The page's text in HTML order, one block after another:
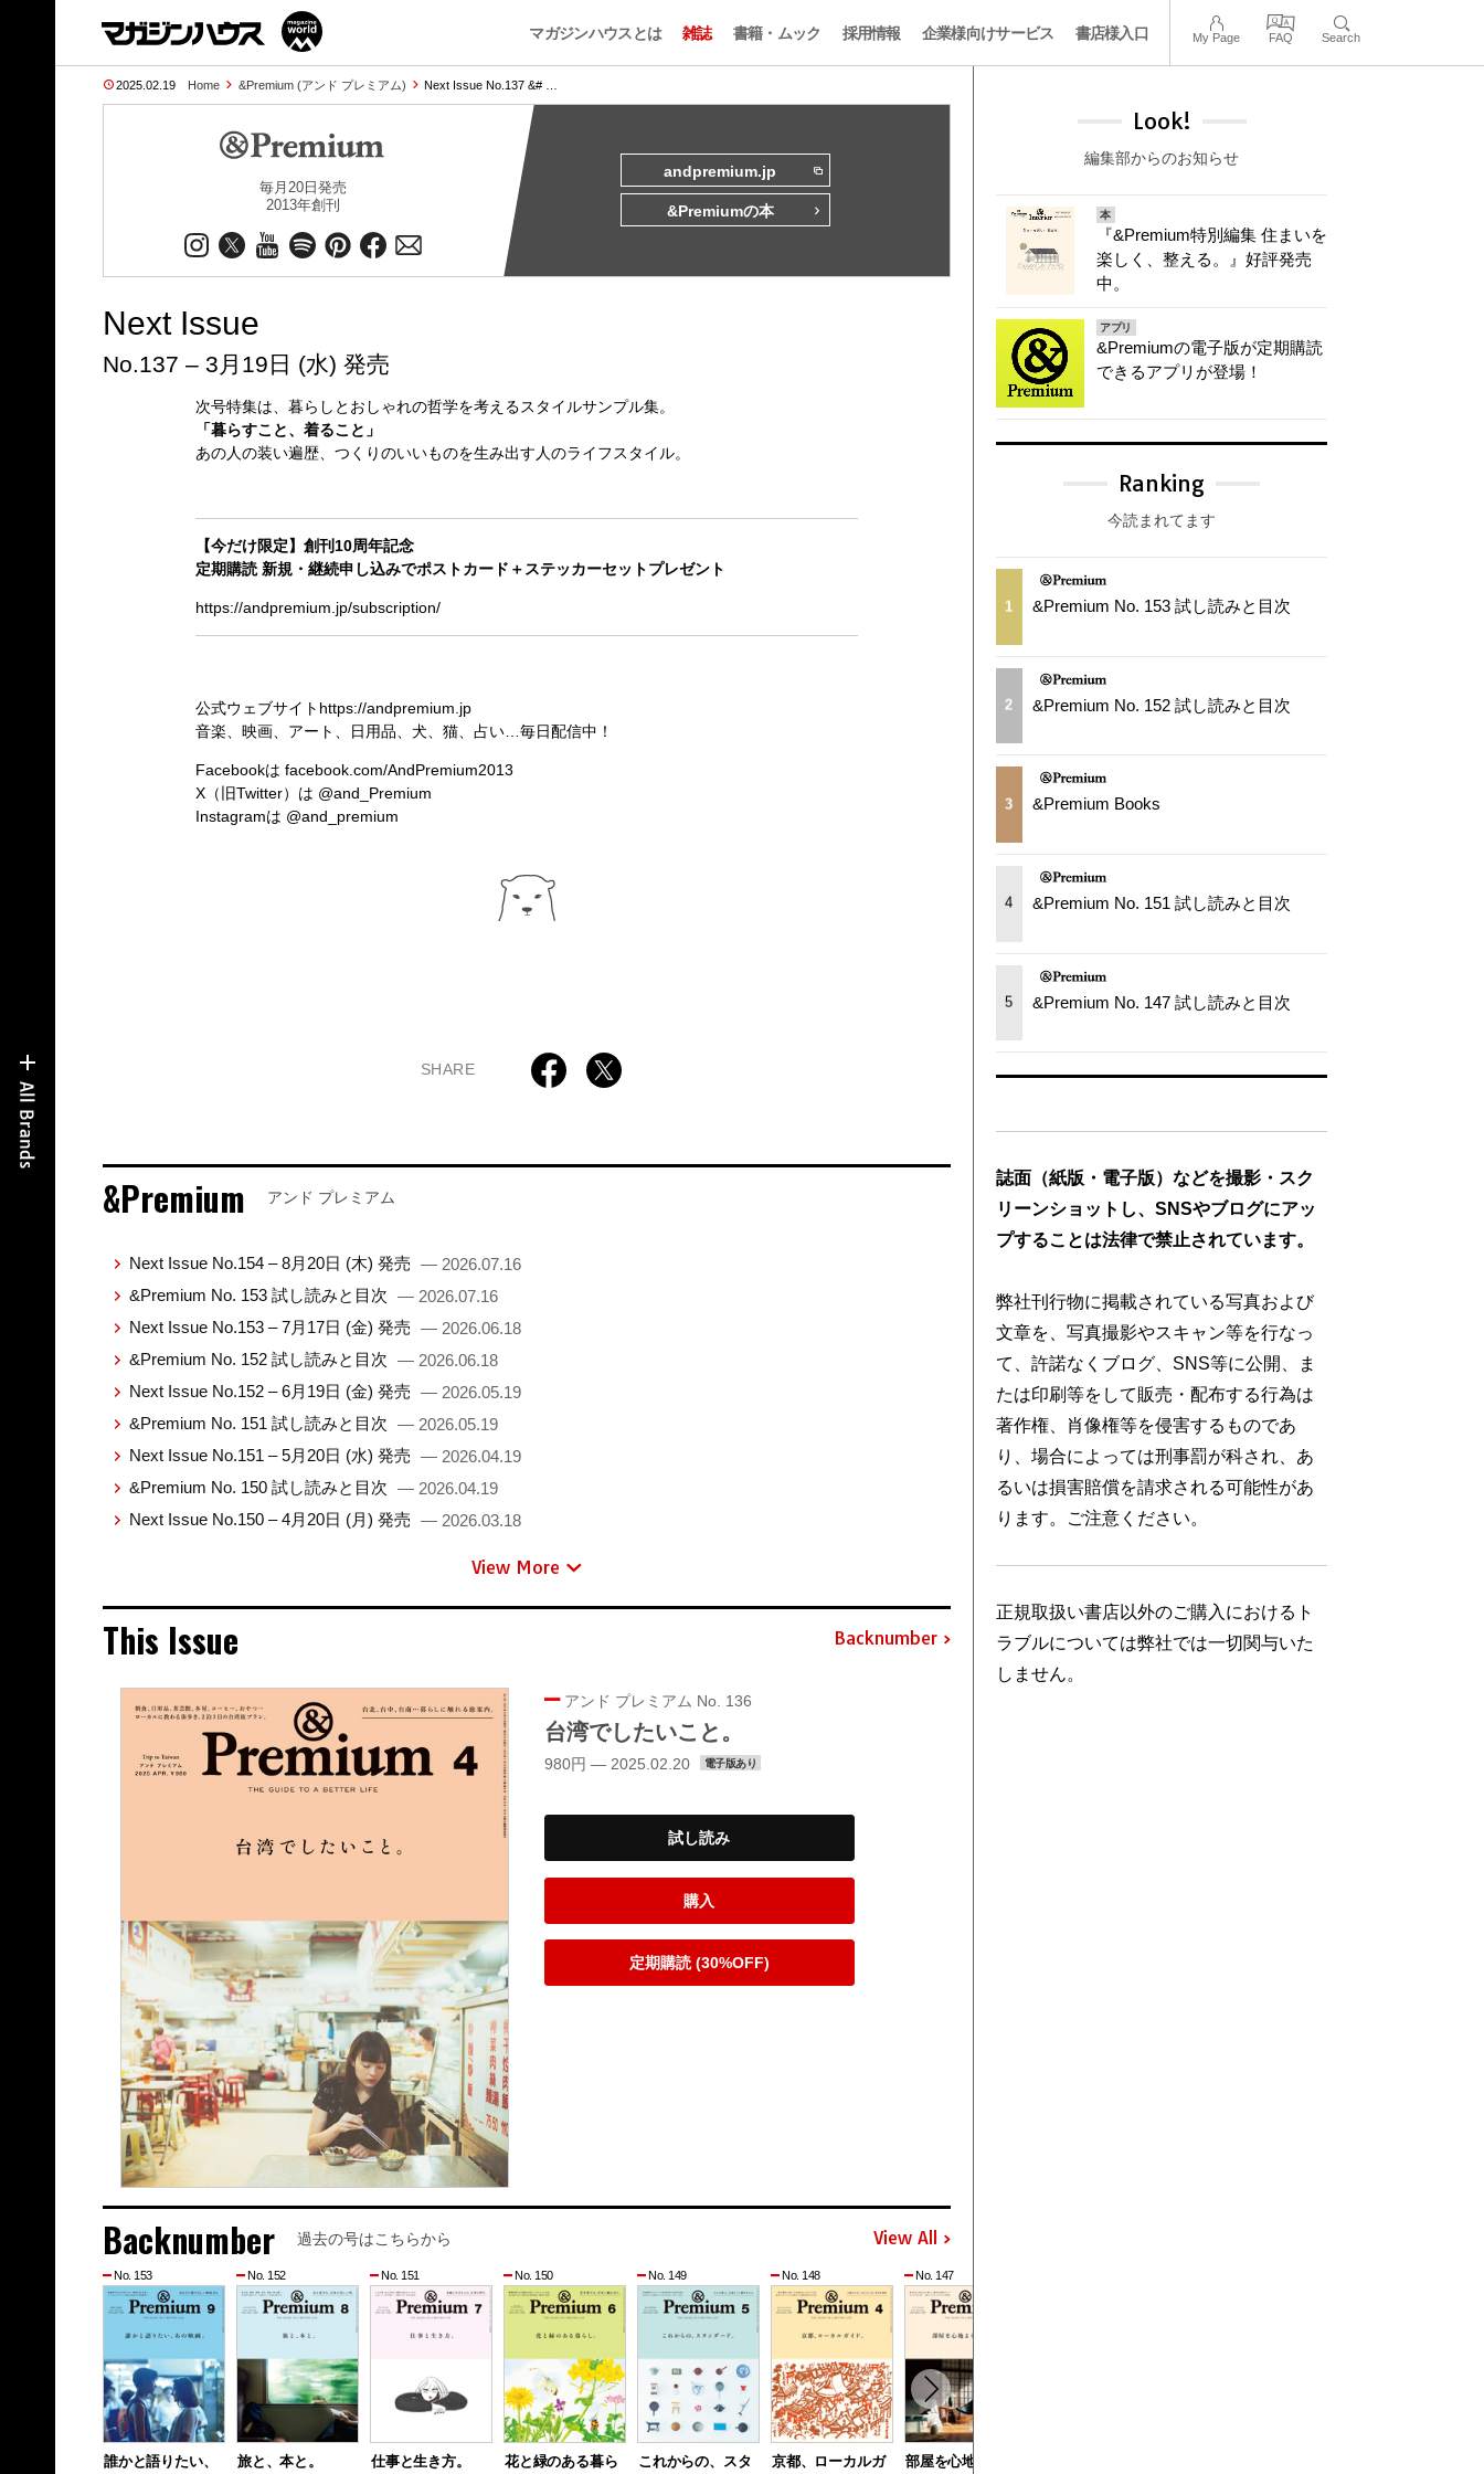
マガジンハウスとは 雑誌 書籍・ムック 採用情報 企業様向けサービス 書店様入口 My Page FAQ Search
2025.02.19 Home &Premium (アンド プレミアム) Next Issue No.137 &# …
毎月20日発売
2013年創刊
andpremium.jp
&Premiumの本
Next Issue
No.137 – 3月19日 (水) 発売
次号特集は、暮らしとおしゃれの哲学を考えるスタイルサンプル集。
「暮らすこと、着ること」
あの人の装い遍歴、つくりのいいものを生み出す人のライフスタイル。
【今だけ限定】創刊10周年記念
定期購読 新規・継続申し込みでポストカード＋ステッカーセットプレゼント
https://andpremium.jp/subscription/
公式ウェブサイト https://andpremium.jp
音楽、映画、アート、日用品、犬、猫、占い…毎日配信中！
Facebookは facebook.com/AndPremium2013
X（旧Twitter）は @and_Premium
Instagramは @and_premium
SHARE
&Premium アンド プレミアム
Next Issue No.154 – 8月20日 (木) 発売 — 2026.07.16
&Premium No. 153 試し読みと目次 — 2026.07.16
Next Issue No.153 – 7月17日 (金) 発売 — 2026.06.18
&Premium No. 152 試し読みと目次 — 2026.06.18
Next Issue No.152 – 6月19日 (金) 発売 — 2026.05.19
&Premium No. 151 試し読みと目次 — 2026.05.19
Next Issue No.151 – 5月20日 (水) 発売 — 2026.04.19
&Premium No. 150 試し読みと目次 — 2026.04.19
Next Issue No.150 – 4月20日 (月) 発売 — 2026.03.18
View More
This Issue Backnumber
アンド プレミアム No. 136
台湾でしたいこと。
980円 — 2025.02.20 電子版あり
試し読み
購入
定期購読 (30%OFF)
Backnumber 過去の号はこちらから View All
No. 153
誰かと語りたい、
No. 152
旅と、本と。
No. 151
仕事と生き方。
No. 150
花と緑のある暮ら
No. 149
これからの、スタ
No. 148
京都、ローカルガ
No. 147
部屋を心地よく、
Look!
編集部からのお知らせ
本
『&Premium特別編集 住まいを
楽しく、整える。』好評発売
中。
アプリ
&Premiumの電子版が定期購読
できるアプリが登場！
Ranking
今読まれてます
1 &Premium No. 153 試し読みと目次
2 &Premium No. 152 試し読みと目次
3 &Premium Books
4 &Premium No. 151 試し読みと目次
5 &Premium No. 147 試し読みと目次
誌面（紙版・電子版）などを撮影・スク
リーンショットし、SNSやブログにアッ
プすることは法律で禁止されています。
弊社刊行物に掲載されている写真および
文章を、写真撮影やスキャン等を行なっ
て、許諾なくブログ、SNS等に公開、ま
たは印刷等をして販売・配布する行為は
著作権、肖像権等を侵害するものであ
り、場合によっては刑事罰が科され、あ
るいは損害賠償を請求される可能性があ
ります。ご注意ください。
正規取扱い書店以外のご購入におけるト
ラブルについては弊社では一切関与いた
しません。